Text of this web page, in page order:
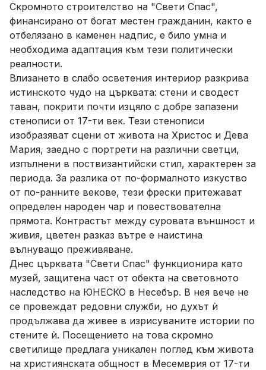
Скромното строителство на "Свети Спас",
финансирано от богат местен гражданин, както е
отбелязано в каменен надпис, е било умна и
необходима адаптация към тези политически
реалности.
Влизането в слабо осветения интериор разкрива
истинското чудо на църквата: стени и сводест
таван, покрити почти изцяло с добре запазени
стенописи от 17-ти век. Тези стенописи
изобразяват сцени от живота на Христос и Дева
Мария, заедно с портрети на различни светци,
изпълнени в поствизантийски стил, характерен за
периода. За разлика от по-формалното изкуство
от по-ранните векове, тези фрески притежават
определен народен чар и повествователна
прямота. Контрастът между суровата външност и
живия, цветен разказ вътре е наистина
вълнуващо преживяване.
Днес църквата "Свети Спас" функционира като
музей, защитена част от обекта на световното
наследство на ЮНЕСКО в Несебър. В нея вече не
се провеждат редовни служби, но духът ѝ
продължава да живее в изрисуваните истории по
стените ѝ. Посещението на това скромно
светилище предлага уникален поглед към живота
на християнската общност в Месемврия от 17-ти